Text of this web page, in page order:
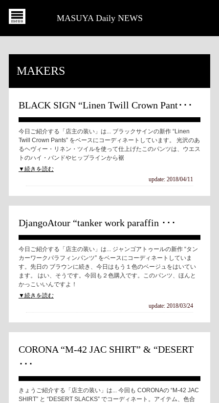
MASUYA Daily NEWS
MAKERS
BLACK SIGN “Linen Twill Crown Pant･･･
今日ご紹介する「店主の装い」は... ブラックサインの新作 “Linen
Twill Crown Pants” をベースにコーディネートしています。 光沢のあ
るヘヴィー・リネン・ツイルを使って仕上げたこのパンツは、ウエス
トのハイ・バンドやヒップラインから裾
▼続きを読む
update: 2018/04/11
DjangoAtour “tanker work paraffin ･･･
今日ご紹介する「店主の装い」は... ジャンゴアトゥールの新作 “タン
カーワークパラフィンパンツ” をベースにコーディネートしていま
す。先日の ブラウンに続き、今日はもう１色のベージュをはいてい
ます。 はい、そうです。今回も２色購入です。このパンツ、ほんと
かっこいいんですよ！
▼続きを読む
update: 2018/03/24
CORONA “M-42 JAC SHIRT” & “DESERT
･･･
きょうご紹介する「店主の装い」は... 今回も CORONAの “M-42 JAC
SHIRT” と “DESERT SLACKS” でコーディネート。アイテム、色合